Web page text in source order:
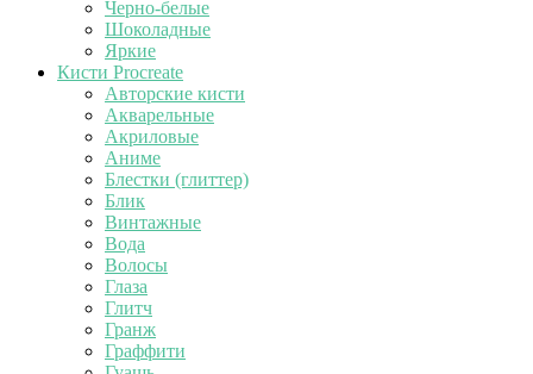
Черно-белые
Шоколадные
Яркие
Кисти Procreate
Авторские кисти
Акварельные
Акриловые
Аниме
Блестки (глиттер)
Блик
Винтажные
Вода
Волосы
Глаза
Глитч
Гранж
Граффити